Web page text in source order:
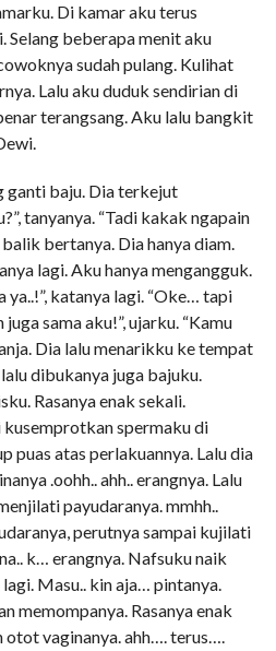
Di kamar aku terus
Selang beberapa menit aku
sudah pulang. Kulihat
Lalu aku duduk sendirian di
terangsang. Aku lalu bangkit
ganti baju. Dia terkejut
tanyanya. “Tadi kakak ngapain
bertanya. Dia hanya diam.
lagi. Aku hanya mengangguk.
ya..!”, katanya lagi. “Oke… tapi
sama aku!”, ujarku. “Kamu
Dia lalu menarikku ke tempat
dibukanya juga bajuku.
Rasanya enak sekali.
kusemprotkan spermaku di
puas atas perlakuannya. Lalu dia
.oohh.. ahh.. erangnya. Lalu
payudaranya. mmhh..
perutnya sampai kujilati
k… erangnya. Nafsuku naik
Masu.. kin aja… pintanya.
memompanya. Rasanya enak
otot vaginanya. ahh…. terus….